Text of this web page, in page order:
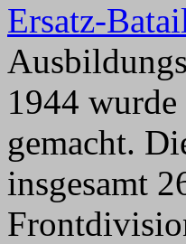
Ersatz-
1944
gemacht.
insgesamt